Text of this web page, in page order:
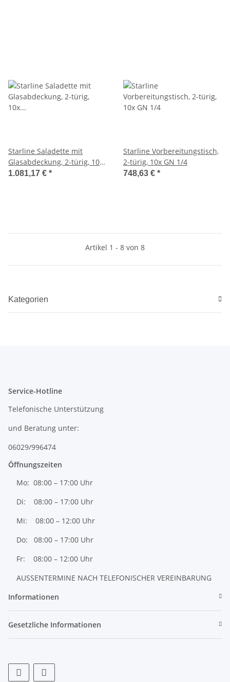
Starline Saladette mit
Glasabdeckung, 2-türig, 10x
GN 1/4,
1.081,17 € *
Starline Vorbereitungstisch,
2-türig, 10x GN 1/4
748,63 € *
Artikel 1 - 8 von 8
Kategorien
Service-Hotline
Telefonische Unterstützung
und Beratung unter:
06029/996474
Öffnungszeiten
Mo: 08:00 – 17:00 Uhr
Di: 08:00 – 17:00 Uhr
Mi: 08:00 – 12:00 Uhr
Do: 08:00 – 17:00 Uhr
Fr: 08:00 – 12:00 Uhr
AUSSENTERMINE NACH TELEFONISCHER VEREINBARUNG
Informationen
Gesetzliche Informationen